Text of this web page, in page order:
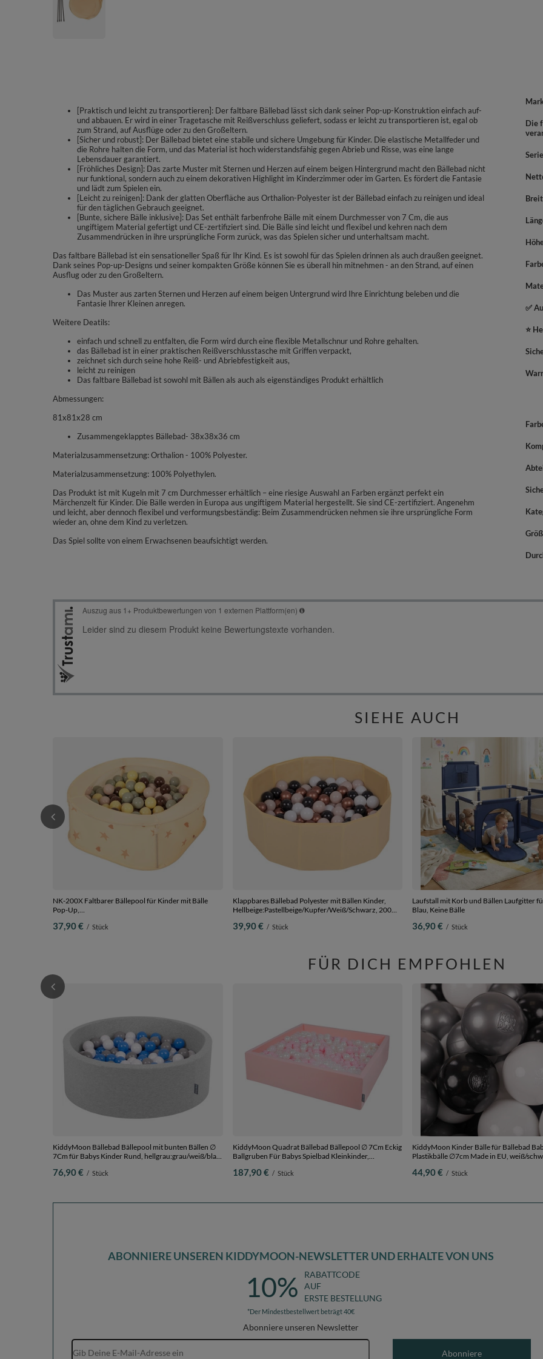
[Praktisch und leicht zu transportieren]: Der faltbare Bällebad lässt sich dank seiner Pop-up-Konstruktion einfach auf-
und abbauen. Er wird in einer Tragetasche mit Reißverschluss geliefert, sodass er leicht zu transportieren ist, egal ob
zum Strand, auf Ausflüge oder zu den Großeltern.
[Sicher und robust]: Der Bällebad bietet eine stabile und sichere Umgebung für Kinder. Die elastische Metallfeder und
die Rohre halten die Form, und das Material ist hoch widerstandsfähig gegen Abrieb und Risse, was eine lange
Lebensdauer garantiert.
[Fröhliches Design]: Das zarte Muster mit Sternen und Herzen auf einem beigen Hintergrund macht den Bällebad nicht
nur funktional, sondern auch zu einem dekorativen Highlight im Kinderzimmer oder im Garten. Es fördert die Fantasie
und lädt zum Spielen ein.
[Leicht zu reinigen]: Dank der glatten Oberfläche aus Orthalion-Polyester ist der Bällebad einfach zu reinigen und ideal
für den täglichen Gebrauch geeignet.
[Bunte, sichere Bälle inklusive]: Das Set enthält farbenfrohe Bälle mit einem Durchmesser von 7 Cm, die aus
ungiftigem Material gefertigt und CE-zertifiziert sind. Die Bälle sind leicht und flexibel und kehren nach dem
Zusammendrücken in ihre ursprüngliche Form zurück, was das Spielen sicher und unterhaltsam macht.
Das faltbare Bällebad ist ein sensationeller Spaß für Ihr Kind. Es ist sowohl für das Spielen drinnen als auch draußen geeignet.
Dank seines Pop-up-Designs und seiner kompakten Größe können Sie es überall hin mitnehmen - an den Strand, auf einen
Ausflug oder zu den Großeltern.
Das Muster aus zarten Sternen und Herzen auf einem beigen Untergrund wird Ihre Einrichtung beleben und die
Fantasie Ihrer Kleinen anregen.
Weitere Deatils:
einfach und schnell zu entfalten, die Form wird durch eine flexible Metallschnur und Rohre gehalten.
das Bällebad ist in einer praktischen Reißverschlusstasche mit Griffen verpackt,
zeichnet sich durch seine hohe Reiß- und Abriebfestigkeit aus,
leicht zu reinigen
Das faltbare Bällebad ist sowohl mit Bällen als auch als eigenständiges Produkt erhältlich
Abmessungen:
81x81x28 cm
Zusammengeklapptes Bällebad- 38x38x36 cm
Materialzusammensetzung: Orthalion - 100% Polyester.
Materialzusammensetzung: 100% Polyethylen.
Das Produkt ist mit Kugeln mit 7 cm Durchmesser erhältlich – eine riesige Auswahl an Farben ergänzt perfekt ein
Märchenzelt für Kinder. Die Bälle werden in Europa aus ungiftigem Material hergestellt. Sie sind CE-zertifiziert. Angenehm
und leicht, aber dennoch flexibel und verformungsbeständig: Beim Zusammendrücken nehmen sie ihre ursprüngliche Form
wieder an, ohne dem Kind zu verletzen.
Das Spiel sollte von einem Erwachsenen beaufsichtigt werden.
Die
Serie
✅
⭐
SIEHE AUCH
NK-200X Faltbarer Bällepool für Kinder mit Bälle
Pop-Up,
200 Bälle
37,90 € / Stück
Klappbares Bällebad Polyester mit Bällen Kinder,
Hellbeige:Pastellbeige/Kupfer/Weiß/Schwarz, 200
39,90 € / Stück
Laufstall mit Korb und Bällen Laufgitter
Blau, Keine Bälle
36,90 € / Stück
FÜR DICH EMPFOHLEN
KiddyMoon Bällebad Bällepool mit bunten Bällen ∅
7Cm für Babys Kinder Rund, hellgrau:grau/weiß/blau,
76,90 € / Stück
KiddyMoon Quadrat Bällebad Bällepool ∅ 7Cm Eckig
Ballgruben Für Babys Spielbad Kleinkinder,
transparent, 120x30cm/1000 Bälle
187,90 € / Stück
KiddyMoon Kinder Bälle für Bällebad
Plastikbälle ∅7cm Made in EU, weiß/
44,90 € / Stück
ABONNIERE UNSEREN KIDDYMOON-NEWSLETTER UND ERHALTE VON UNS
10%
RABATTCODE
AUF
ERSTE BESTELLUNG
*Der Mindestbestellwert beträgt 40€
Abonniere unseren Newsletter
E-Mail-Adresse
Abonniere